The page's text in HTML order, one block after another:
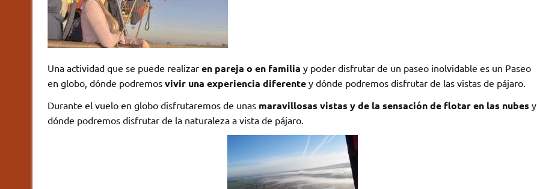
Una actividad que se puede realizar en pareja o en familia y poder disfrutar de un paseo inolvidable es un Paseo
en globo, dónde podremosvivir una experiencia diferentey dónde podremos disfrutar de las vistas de pájaro.
Durante el vuelo en globo disfrutaremos de unasmaravillosas vistas y de la sensación de flotar en las nubes y
dónde podremos disfrutar de la naturaleza a vista de pájaro.